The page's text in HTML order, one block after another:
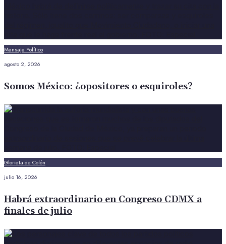
Mensaje Político
agosto 2, 2026
Somos México: ¿opositores o esquiroles?
Glorieta de Colón
julio 16, 2026
Habrá extraordinario en Congreso CDMX a
finales de julio